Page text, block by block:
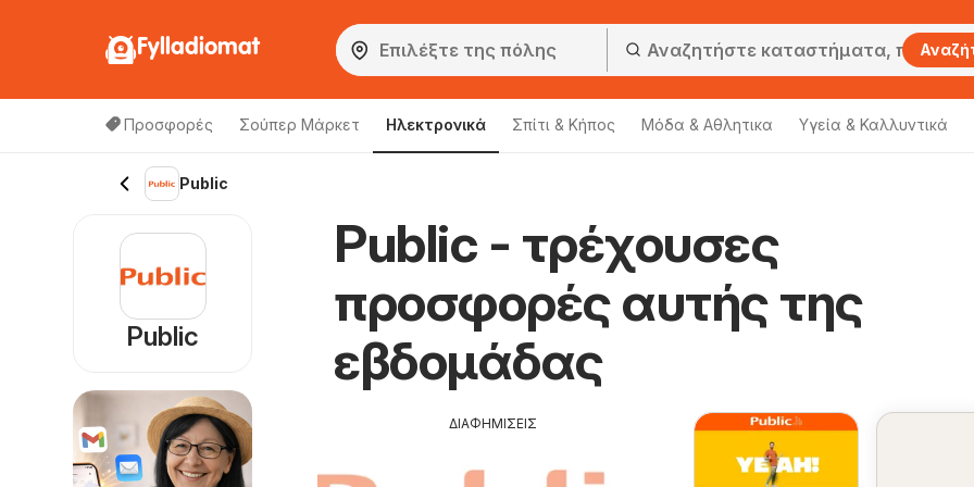
Fylladiomat
Προσφορές Σούπερ Μάρκετ Hλεκτρονικά Σπίτι & Κήπος Μόδα & Aθλητικα Υγεία & Καλλυντικά
Public
Public - τρέχουσες
προσφορές αυτής της
εβδομάδας
ΔΙΑΦΗΜΙΣΕΙΣ
Public